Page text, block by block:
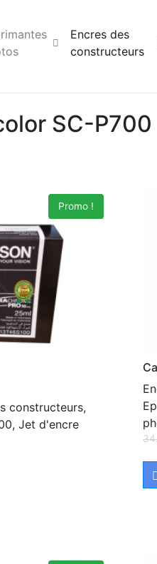
Encres des
constructeurs
SC-P700
Promo !
constructeurs,
Jet d'encre